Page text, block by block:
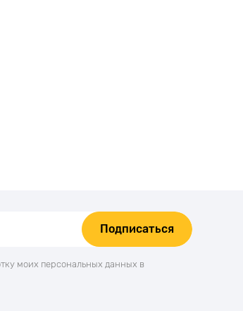
Подписаться
моих персональных данных в